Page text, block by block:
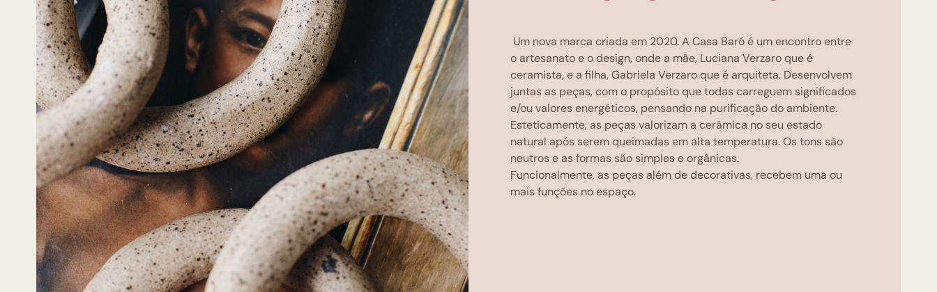
Um nova marca criada em 2020. A Casa Baró é um encontro entre
o artesanato e o design, onde a mãe, Luciana Verzaro que é
ceramista, e a filha, Gabriela Verzaro que é arquiteta. Desenvolvem
juntas as peças, com o propósito que todas carreguem significados
e/ou valores energéticos, pensando na purificação do ambiente.
Esteticamente, as peças valorizam a cerâmica no seu estado
natural após serem queimadas em alta temperatura. Os tons são
neutros e as formas são simples e orgânicas.
Funcionalmente, as peças além de decorativas, recebem uma ou
mais funções no espaço.